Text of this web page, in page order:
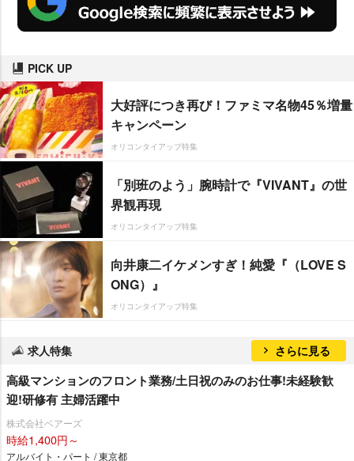
PICK UP
大好評につき再び！ファミマ名物45％増量
キャンペーン
オリコンタイアップ特集
「別班のよう」腕時計で『VIVANT』の世
界観再現
オリコンタイアップ特集
向井康二イケメンすぎ！純愛『（LOVE S
ONG）』
オリコンタイアップ特集
求人特集 さらに見る
⾼級マンションのフロント業務/土日祝のみのお仕事!未経験歓
迎!研修有 主婦活躍中
株式会社ベアーズ
時給1,400円～
アルバイト・パート / 東京都